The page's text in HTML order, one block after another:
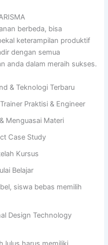
berbeda, bisa
keterampilan produktif
dengan semua
anda dalam meraih sukses.
& Teknologi Terbaru
Praktisi & Engineer
Menguasai Materi
Case Study
Kursus
Belajar
siswa bebas memilih
Design Technology